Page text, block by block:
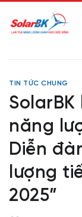
TIN TỨC CHUNG
năng
Diễn
lượng
2025”